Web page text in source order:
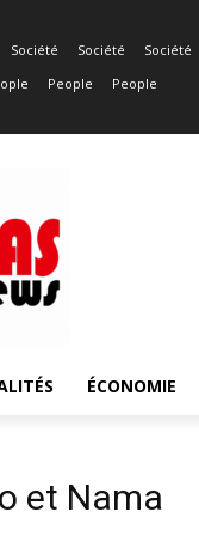
Société Société Société
People People
ÉCONOMIE
et Nama